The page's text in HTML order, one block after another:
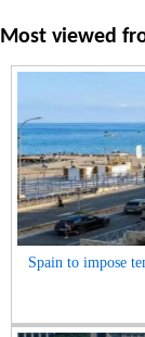
Most viewed
Spain to impose